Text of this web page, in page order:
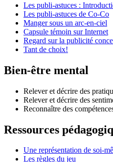
Les publi-astuces :
Les publi-astuces de Co-Co
Manger sous un arc-en-ciel
Capsule témoin sur Internet
Regard sur la publicité
Tant de choix!
Bien-être mental
Relever et décrire des
Relever et décrire des
Reconnaître des
Ressources
Une représentation de soi-
Les règles du jeu